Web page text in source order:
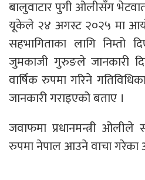
बालुवाटार पुगी ओलीसँग
यूकेले २४ अगस्ट २०२५ मा
सहभागिताका लागि निम्तो
जुमकाजी गुरुङले जानकारी
वार्षिक रुपमा गरिने
जानकारी गराइएको बताए ।
जवाफमा प्रधानमन्त्री
रुपमा नेपाल आउने वाचा गरेका